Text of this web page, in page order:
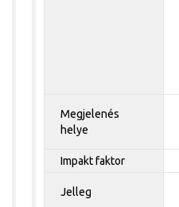
Megjelenés
helye
Impakt faktor
Jelleg